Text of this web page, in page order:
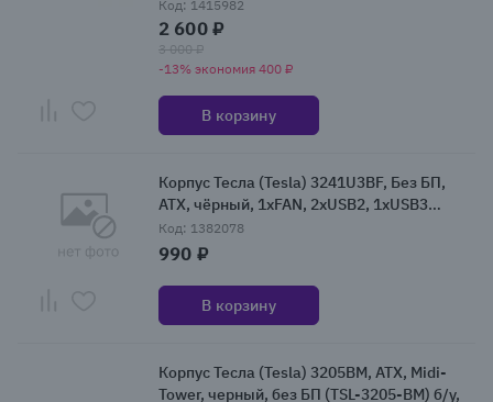
Код: 1415982
2 600 ₽
3 000 ₽
-13% экономия 400 ₽
В корзину
Корпус Тесла (Tesla) 3241U3BF, Без БП,
ATX, чёрный, 1xFAN, 2xUSB2, 1xUSB3
(RMA_TSL-3241U3-BF) {новый; замятие на
заднем левом нижнем углу}
Код: 1382078
990 ₽
В корзину
Корпус Тесла (Tesla) 3205BM, ATX, Midi-
Tower, черный, без БП (TSL-3205-BM) б/у,